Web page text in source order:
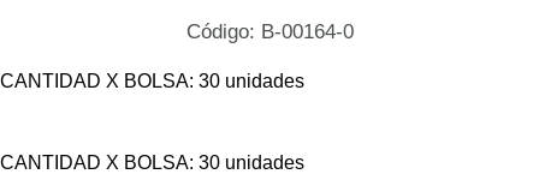
Código: B-00164-0
CANTIDAD X BOLSA: 30 unidades
CANTIDAD X BOLSA: 30 unidades